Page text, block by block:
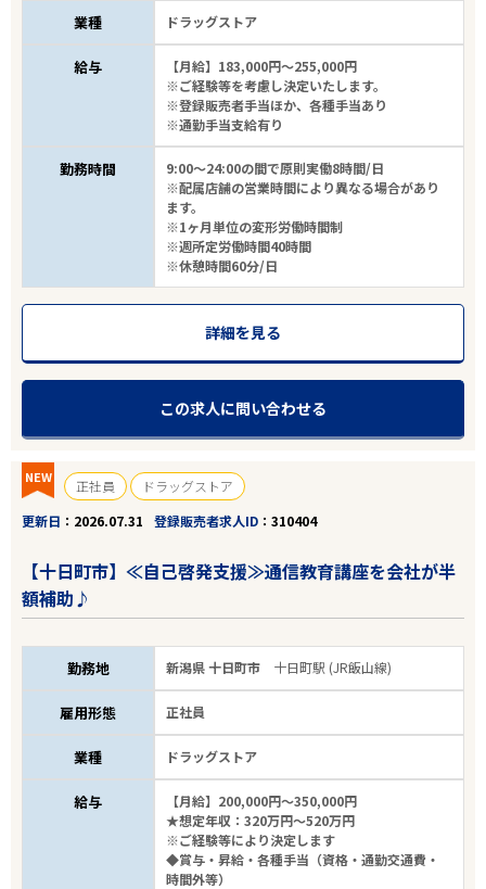
業種 ドラッグストア
給与
【月給】183,000円～255,000円
※ご経験等を考慮し決定いたします。
※登録販売者手当ほか、各種手当あり
※通勤手当支給有り
勤務時間
9:00～24:00の間で原則実働8時間/日
※配属店舗の営業時間により異なる場合があり
ます。
※1ヶ月単位の変形労働時間制
※週所定労働時間40時間
※休憩時間60分/日
詳細を見る
この求人に問い合わせる
NEW 正社員
ドラッグストア
更新日
2026.07.31 登録販売者求人ID 310404
【十日町市】≪自己啓発支援≫通信教育講座を会社が半
額補助♪
勤務地 新潟県 十日町市 十日町駅 (JR飯山線)
雇用形態 正社員
業種 ドラッグストア
給与
【月給】200,000円～350,000円
★想定年収：320万円～520万円
※ご経験等により決定します
◆賞与・昇給・各種手当（資格・通勤交通費・
時間外等）